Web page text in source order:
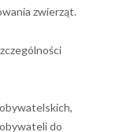
zwierząt.
do